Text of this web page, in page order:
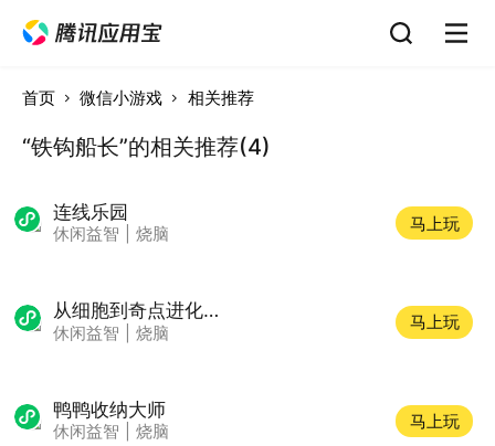
首页 微信小游戏 相关推荐
“铁钩船长”的相关推荐(4)
连线乐园
休闲益智 烧脑
马上玩
从细胞到奇点进化永无止境
休闲益智 烧脑
马上玩
鸭鸭收纳大师
休闲益智 烧脑
马上玩